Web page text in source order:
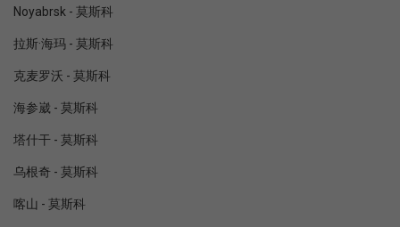
Noyabrsk - 莫斯科
拉斯·海玛 - 莫斯科
克麦罗沃 - 莫斯科
海参崴 - 莫斯科
塔什干 - 莫斯科
乌根奇 - 莫斯科
喀山 - 莫斯科